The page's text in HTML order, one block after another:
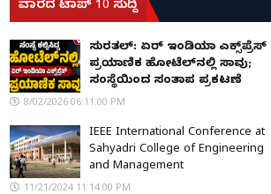
ವಾರದ ಟಾಪ್ 10 ಸುದ್ದಿ
ಸುರತ್ಕಲ್: ಏರ್ ಇಂಡಿಯಾ ಎಕ್ಸ್‌ಪ್ರೆಸ್
ಪ್ರಯಾಣಿಕ ಹೋಟೆಲ್‌ನಲ್ಲಿ ಸಾವು;
ಸಂಸ್ಥೆಯಿಂದ ಸಂತಾಪ ಪ್ರಕಟಣೆ
8/02/2026 06:11:00 PM
IEEE International Conference at
Sahyadri College of Engineering
and Management
11/21/2024 11:14:00 PM